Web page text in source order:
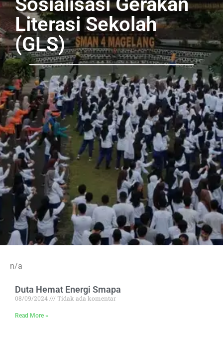
Literasi Sekolah
(GLS)
n/a
Duta Hemat Energi Smapa
08/09/2024 Tidak ada komentar
Read More »